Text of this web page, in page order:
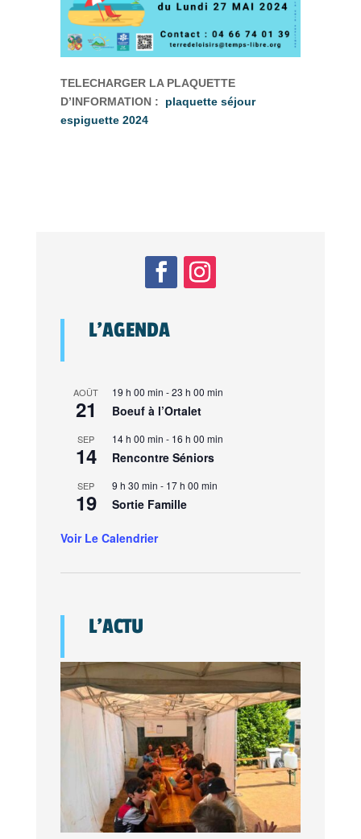
TELECHARGER LA PLAQUETTE
D’INFORMATION : plaquette séjour
espiguette 2024
L’AGENDA
AOÛT
21
19 h 00 min -23 h 00 min
Boeuf à l’Ortalet
SEP
14
14 h 00 min - 16 h 00 min
Rencontre Séniors
SEP
19
9 h 30 min - 17 h 00 min
Sortie Famille
Voir Le Calendrier
L’ACTU